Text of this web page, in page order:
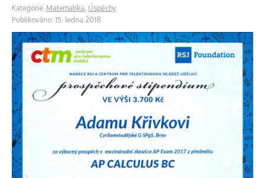
Kategorie: Matematika, Úspěchy
Publikováno: 15. ledna 2018